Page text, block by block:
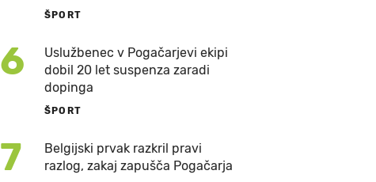
ŠPORT
6
Uslužbenec v Pogačarjevi ekipi
dobil 20 let suspenza zaradi
dopinga
ŠPORT
7
Belgijski prvak razkril pravi
razlog, zakaj zapušča Pogačarja